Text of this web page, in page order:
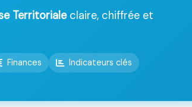
Territorialeclaire, chiffrée et
Finances Indicateurs clés